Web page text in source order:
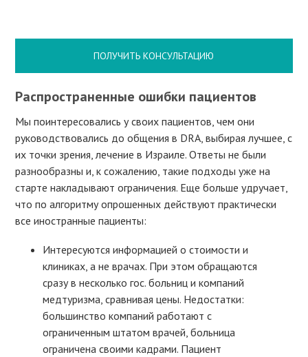
ПОЛУЧИТЬ КОНСУЛЬТАЦИЮ
Распространенные ошибки пациентов
Мы поинтересовались у своих пациентов, чем они
руководствовались до общения в DRA, выбирая лучшее, с
их точки зрения, лечение в Израиле. Ответы не были
разнообразны и, к сожалению, такие подходы уже на
старте накладывают ограничения. Еще больше удручает,
что по алгоритму опрошенных действуют практически
все иностранные пациенты:
Интересуются информацией о стоимости и
клиниках, а не врачах. При этом обращаются
сразу в несколько гос. больниц и компаний
медтуризма, сравнивая цены. Недостатки:
большинство компаний работают с
ограниченным штатом врачей, больница
ограничена своими кадрами. Пациент